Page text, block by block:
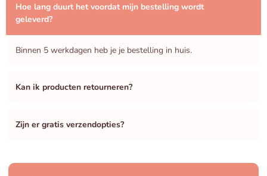
Hoe lang duurt het voordat mijn bestelling wordt
geleverd?
Binnen 5 werkdagen heb je je bestelling in huis.
Kan ik producten retourneren?
Zijn er gratis verzendopties?